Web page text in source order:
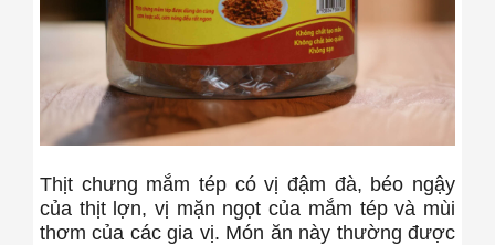
Thịt chưng mắm tép có vị đậm đà, béo ngậy
của thịt lợn, vị mặn ngọt của mắm tép và mùi
thơm của các gia vị. Món ăn này thường được